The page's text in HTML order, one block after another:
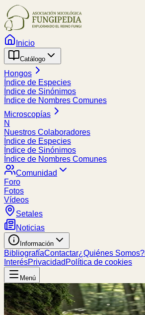
Inicio
Catálogo
Hongos
Índice de Especies
Índice de Sinónimos
Índice de Nombres Comunes
Microscopías
N
Nuestros Colaboradores
Índice de Especies
Índice de Sinónimos
Índice de Nombres Comunes
Comunidad
Foro
Fotos
Vídeos
Setales
Noticias
Información
BibliografíaContactar¿Quiénes Somos?
InterésPrivacidad Política de cookies
Menú